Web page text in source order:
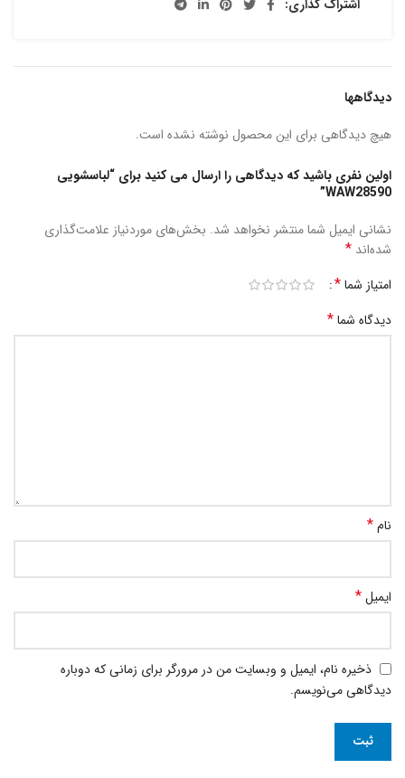
اشتراک گذاری:
دیدگاهها
هیچ دیدگاهی برای این محصول نوشته نشده است.
اولین نفری باشید که دیدگاهی را ارسال می کنید برای “لباسشویی
WAW28590”
نشانی ایمیل شما منتشر نخواهد شد. بخش‌های موردنیاز علامت‌گذاری
شده‌اند *
امتیاز شما*
دیدگاه شما*
نام*
ایمیل*
ذخیره نام، ایمیل و وبسایت من در مرورگر برای زمانی که دوباره
دیدگاهی می‌نویسم.